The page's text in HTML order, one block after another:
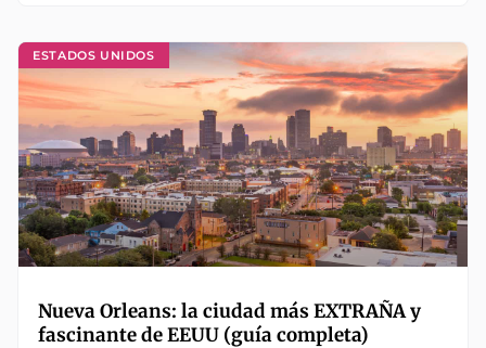
ESTADOS UNIDOS
Nueva Orleans: la ciudad más EXTRAÑA y
fascinante de EEUU (guía completa)